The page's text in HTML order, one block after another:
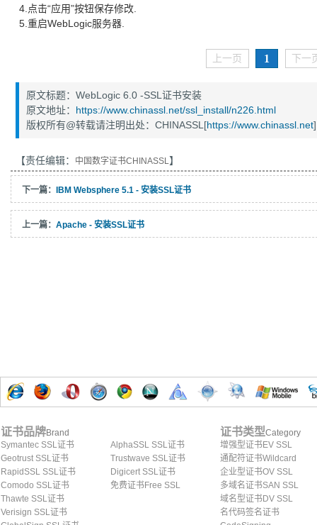
4.点击“应用”按钮保存修改.
5.重启WebLogic服务器.
上一页 1 下一
原文标题：WebLogic 6.0 -SSL证书安装
原文地址： https://www.chinassl.net/ssl_install/n226.html
版权所有@转载请注明出处：CHINASSL[https://www.chinassl.net]
【责任编辑： 中国数字证书CHINASSL】
下一篇： IBM Websphere 5.1 - 安装SSL证书
上一篇： Apache - 安装SSL证书
证书品牌Brand
Symantec SSL证书
Geotrust SSL证书
RapidSSL SSL证书
Comodo SSL证书
Thawte SSL证书
Verisign SSL证书
AlphaSSL SSL证书
Trustwave SSL证书
Digicert SSL证书
免费证书Free SSL
证书类型Category
增强型证书EV SSL
通配符证书Wildcard
企业型证书OV SSL
多域名证书SAN SSL
域名型证书DV SSL
名代码签名证书